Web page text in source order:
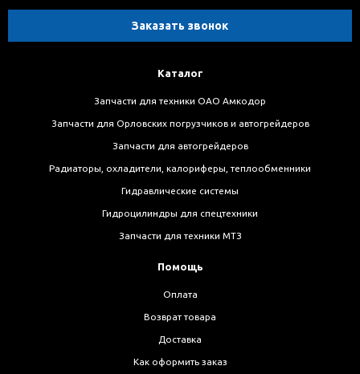
Заказать звонок
Каталог
Запчасти для техники ОАО Амкодор
Запчасти для Орловских погрузчиков и автогрейдеров
Запчасти для автогрейдеров
Радиаторы, охладители, калориферы, теплообменники
Гидравлические системы
Гидроцилиндры для спецтехники
Запчасти для техники МТЗ
Помощь
Оплата
Возврат товара
Доставка
Как оформить заказ